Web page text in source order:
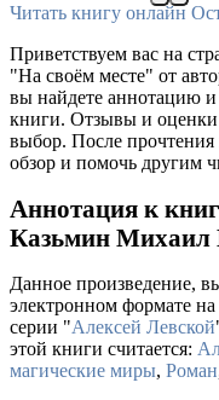
Читать книгу онлайн
Приветствуем вас на
"На своём месте" от
вы найдете аннотацию
книги. Отзывы и оценки
выбор. После прочтения
обзор и помочь другим
Аннотация к
Казьмин Михаил
Данное произведение,
электронном формате на
серии "Алексей Левской
этой книги считается:
магические миры, Роман